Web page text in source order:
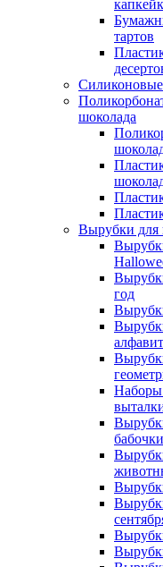
тартов
шоколада
Вырубки для
год
алфавит
Наборы
бабочки